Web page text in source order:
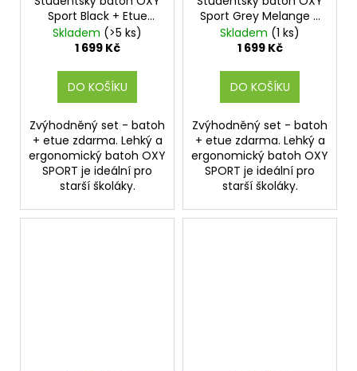
R
M
A
Sport Black + Etue
zdarma
Skladem (>5 ks)
1 699 Kč
DO KOŠÍKU
Zvýhodněný set - batoh
+ etue zdarma. Lehký a
ergonomický batoh OXY
SPORT je ideální pro
starší školáky.
M
A
Sport Grey Melange +
Etue zdarma
Skladem (1 ks)
1 699 Kč
DO KOŠÍKU
Zvýhodněný set - batoh
+ etue zdarma. Lehký a
ergonomický batoh OXY
SPORT je ideální pro
starší školáky.